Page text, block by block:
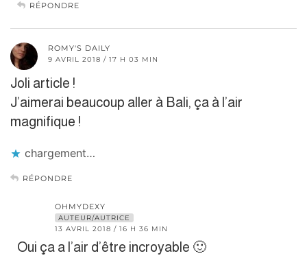
RÉPONDRE
ROMY'S DAILY
9 AVRIL 2018 / 17 H 03 MIN
Joli article !
J’aimerai beaucoup aller à Bali, ça à l’air
magnifique !
chargement…
RÉPONDRE
OHMYDEXY
AUTEUR/AUTRICE
13 AVRIL 2018 / 16 H 36 MIN
Oui ça a l’air d’être incroyable 🙂